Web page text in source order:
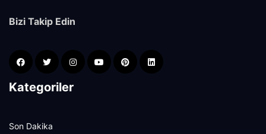
Bizi Takip Edin
Kategoriler
Son Dakika